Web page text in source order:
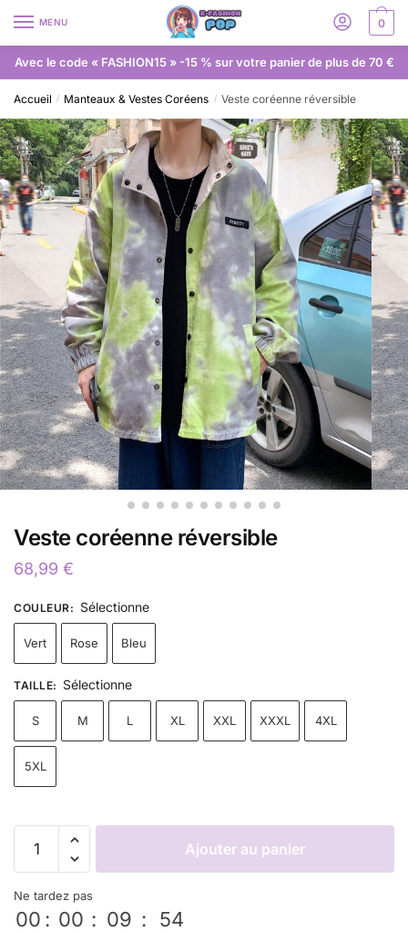
MENU 0
Avec le code « FASHION15 » -15 % sur votre panier de plus de 70 €
Accueil / Manteaux & Vestes Coréens / Veste coréenne réversible
Veste coréenne réversible
68,99 €
COULEUR: Sélectionne
Vert Rose Bleu
TAILLE: Sélectionne
S M L XL XXL XXXL 4XL
5XL
Ajouter au panier
Ne tardez pas
00 : 00 : 09 : 53